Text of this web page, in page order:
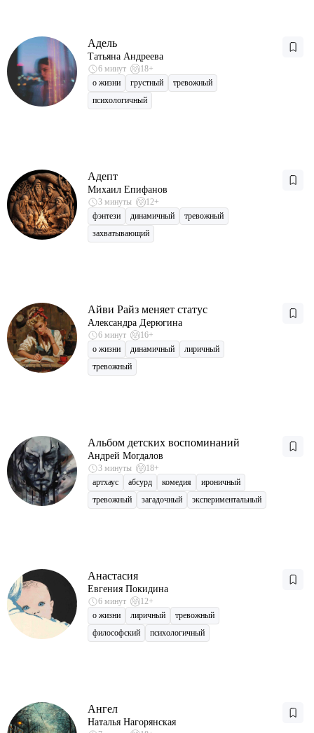
Адель
Татьяна Андреева
6 минут
18+
о жизни
грустный
тревожный
психологичный
Адепт
Михаил Епифанов
3 минуты
12+
фэнтези
динамичный
тревожный
захватывающий
Айви Райз меняет статус
Александра Дерюгина
6 минут
16+
о жизни
динамичный
лиричный
тревожный
Альбом детских воспоминаний
Андрей Могдалов
3 минуты
18+
артхаус
абсурд комедия
ироничный
тревожный
загадочный экспериментальный
Анастасия
Евгения Покидина
6 минут
12+
о жизни
лиричный
тревожный
философский
психологичный
Ангел
Наталья Нагорянская